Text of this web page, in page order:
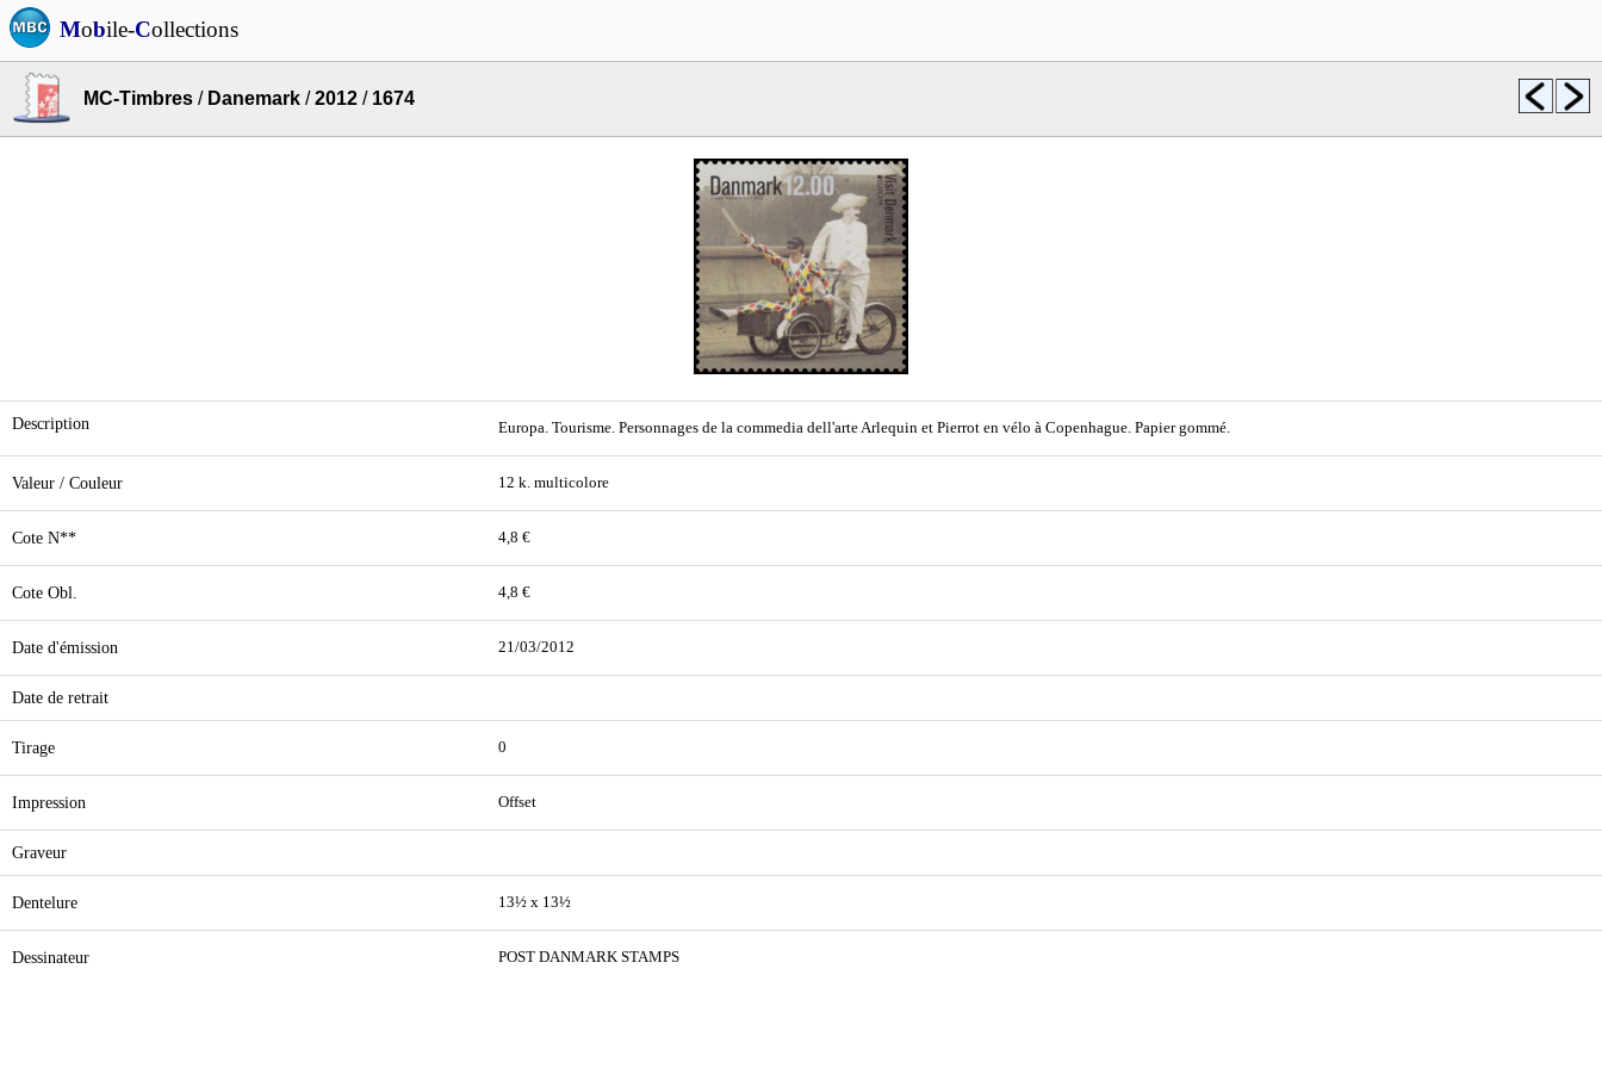
Mobile-Collections
MC-Timbres / Danemark /2012 / 1674
Description Europa. Tourisme. Personnages de la commedia dell'arte Arlequin et Pierrot en vélo à Copenhague. Papier gommé.
Valeur / Couleur 12 k. multicolore
Cote N** 4,8 €
Cote Obl. 4,8 €
Date d'émission 21/03/2012
Date de retrait
Tirage 0
Impression Offset
Graveur
Dentelure 13½ x 13½
Dessinateur POST DANMARK STAMPS